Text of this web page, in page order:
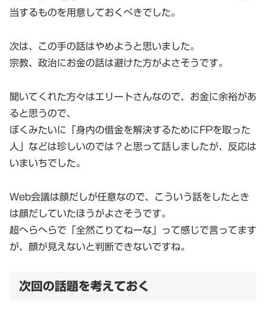
当するものを用意しておくべきでした。
次は、この手の話はやめようと思いました。
宗教、政治にお金の話は避けた方がよさそうです。
聞いてくれた方々はエリートさんなので、お金に余裕があ
ると思うので、
ぼくみたいに「身内の借金を解決するためにFPを取った
人」などは珍しいのでは？と思って話しましたが、反応は
いまいちでした。
Web会議は顔だしが任意なので、こういう話をしたとき
は顔だしていたほうがよさそうです。
超へらへらで「全然こりてねーな」って感じで言ってます
が、顔が見えないと判断できないですね。
次回の話題を考えておく